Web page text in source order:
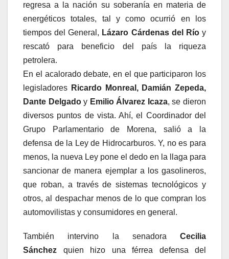
regresa a la nación su soberanía en materia de
energéticos totales, tal y como ocurrió en los
tiempos del General, Lázaro Cárdenas del Ríoy
rescató para beneficio del país la riqueza
petrolera.
En el acalorado debate, en el que participaron los
legisladores Ricardo
Monreal, Damián Zepeda,
Dante Delgadoy Emilio Álvarez Icaza, se dieron
diversos puntos de vista. Ahí, el Coordinador del
Grupo Parlamentario de Morena, salió a la
defensa de la Ley de Hidrocarburos. Y, no es para
menos, la nueva Ley pone el dedo en la llaga para
sancionar de manera ejemplar a los gasolineros,
que roban, a través de sistemas tecnológicos y
otros, al despachar menos de lo que compran los
automovilistas y consumidores en general.
También intervino la senadora Cecilia
Sánchez quien hizo una férrea defensa del